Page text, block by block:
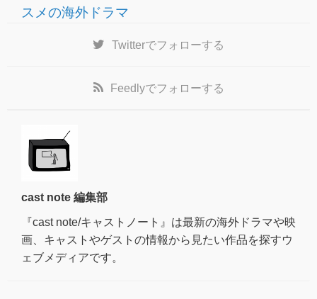
スメの海外ドラマ
Twitterでフォローする
Feedlyでフォローする
cast note 編集部
『cast note/キャストノート』は最新の海外ドラマや映
画、キャストやゲストの情報から見たい作品を探すウ
ェブメディアです。